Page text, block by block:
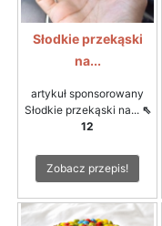
Słodkie przekąski
na...
artykuł sponsorowany
Słodkie przekąski na... ⇖
12
Zobacz przepis!